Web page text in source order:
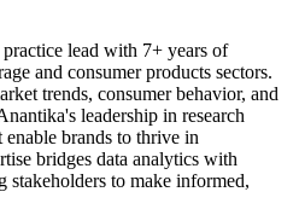
lead with 7+ years of
and consumer products sectors.
trends, consumer behavior, and
leadership in research
enable brands to thrive in
bridges data analytics with
stakeholders to make informed,